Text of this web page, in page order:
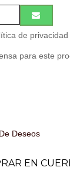
de privacidad
para este
Deseos
EN